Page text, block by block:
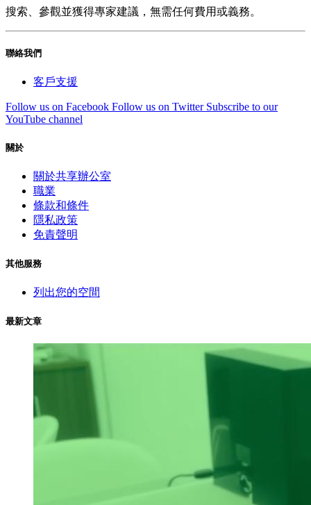
搜索、參觀並獲得專家建議，無需任何費用或義務。
聯絡我們
客戶支援
Follow us on Facebook Follow us on Twitter Subscribe to our
YouTube channel
關於
關於共享辦公室
職業
條款和條件
隱私政策
免責聲明
其他服務
列出您的空間
最新文章